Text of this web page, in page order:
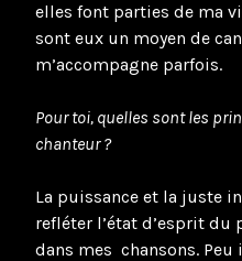
elles font parties de ma
sont eux un moyen de
m’accompagne parfois.
Pour toi, quelles sont les
chanteur ?
La puissance et la juste
refléter l’état d’esprit du
dans mes chansons.